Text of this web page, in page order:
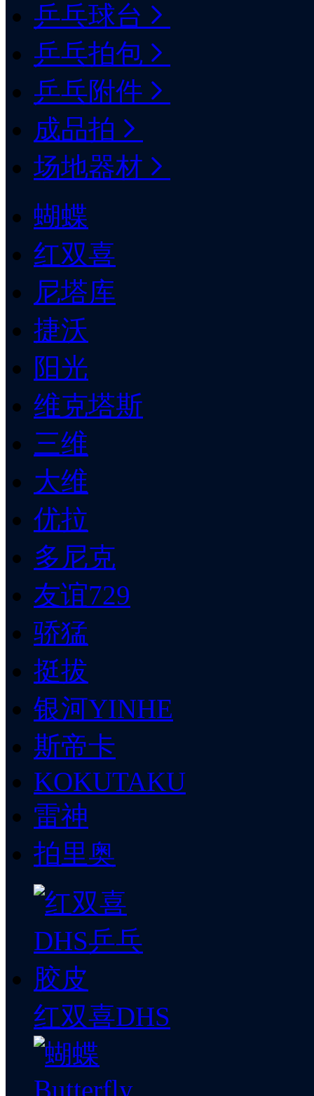
乒乓球台
乒乓拍包
乒乓附件
成品拍
场地器材
蝴蝶
红双喜
尼塔库
捷沃
阳光
维克塔斯
三维
大维
优拉
多尼克
友谊729
骄猛
挺拔
银河YINHE
斯帝卡
KOKUTAKU
雷神
拍里奥
红双喜DHS